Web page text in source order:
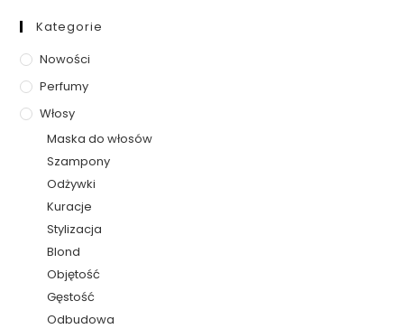
Kategorie
Nowości
Perfumy
Włosy
Maska do włosów
Szampony
Odżywki
Kuracje
Stylizacja
Blond
Objętość
Gęstość
Odbudowa